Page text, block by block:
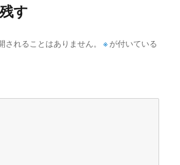
す
されることはありません。 ※ が付いている